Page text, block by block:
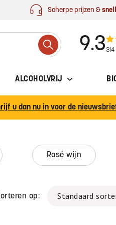
Scherpe prijzen &
Search
9.3
ALCOHOLVRIJ
u dan nu in voor de
rosé wijn
op: